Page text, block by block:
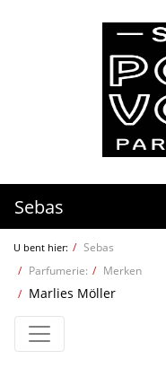
Sebas
U bent hier:
Sebas
Parfumerie:
Merken
Marlies Möller